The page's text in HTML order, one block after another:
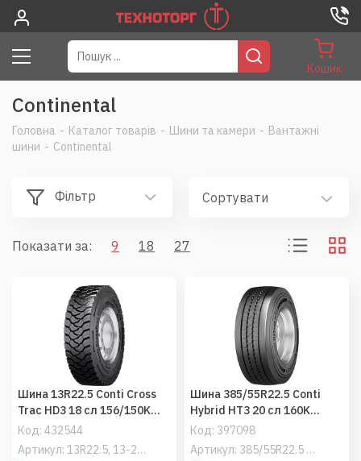
Кошик
Continental
Головна - Каталог товарів - Шини та камери - Вантажні
шини - Continental
Фільтр Сортувати
Показати за: 9 18 27
Код: 432544
Артикул: 13R22.5, 13-22.5
Шина 13R22.5 Conti Cross
Trac HD3 18 сл 156/150K
(Continental) ведучі
Код: 397098
Артикул: 385/55R22.5 Conti Hybrid HT3
Шина 385/55R22.5 Conti
Hybrid HT3 20 сл 160K
(Continental) причіпні